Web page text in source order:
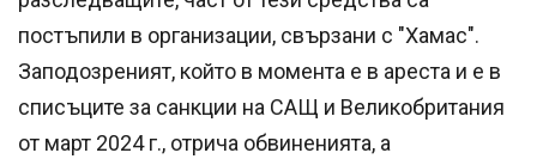
постъпили в организации, свързани с "Хамас".
Заподозреният, който в момента е в ареста и е в
списъците за санкции на САЩ и Великобритания
от март 2024 г., отрича обвиненията, а